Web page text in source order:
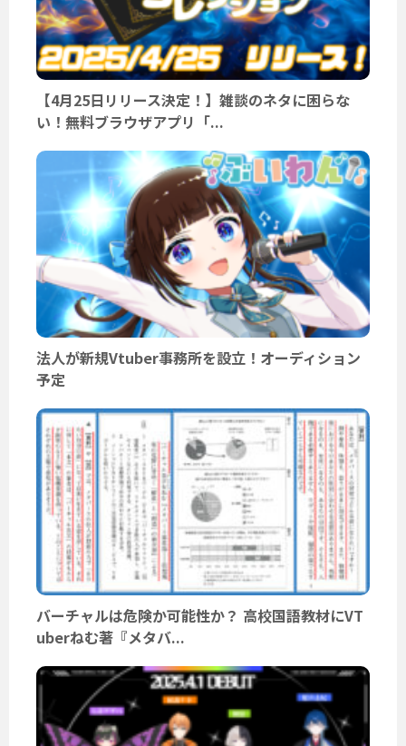
【4月25日リリース決定！】雑談のネタに困らな
い！無料ブラウザアプリ「...
法人が新規Vtuber事務所を設立！オーディション
予定
バーチャルは危険か可能性か？ 高校国語教材にVT
uberねむ著『メタバ...